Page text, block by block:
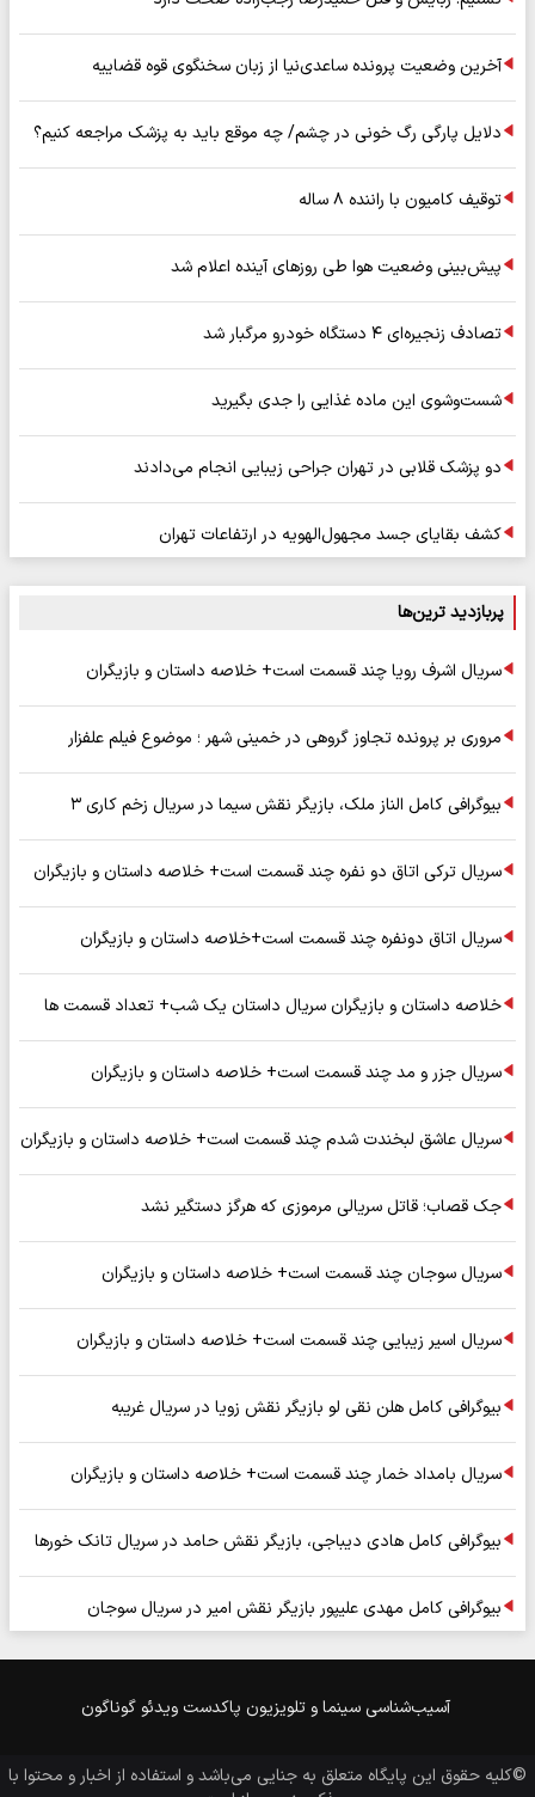
آخرین وضعیت پرونده ساعدی‌نیا از زبان سخنگوی قوه قضاییه
دلایل پارگی رگ خونی در چشم/ چه موقع باید به پزشک مراجعه کنیم؟
توقیف کامیون با راننده ۸ ساله
پیش‌بینی وضعیت هوا طی روزهای آینده اعلام شد
تصادف زنجیره‌ای ۴ دستگاه خودرو مرگبار شد
شست‌وشوی این ماده غذایی را جدی بگیرید
دو پزشک قلابی در تهران جراحی زیبایی انجام می‌دادند
کشف بقایای جسد مجهول‌الهویه در ارتفاعات تهران
پربازدید ترین‌ها
سریال اشرف رویا چند قسمت است+ خلاصه داستان و بازیگران
مروری بر پرونده تجاوز گروهی در خمینی شهر ؛ موضوع فیلم علفزار
بیوگرافی کامل الناز ملک، بازیگر نقش سیما در سریال زخم کاری ۳
سریال ترکی اتاق دو نفره چند قسمت است+ خلاصه داستان و بازیگران
سریال اتاق دونفره چند قسمت است+خلاصه داستان و بازیگران
خلاصه داستان و بازیگران سریال داستان یک شب+ تعداد قسمت ها
سریال جزر و مد چند قسمت است+ خلاصه داستان و بازیگران
سریال عاشق لبخندت شدم چند قسمت است+ خلاصه داستان و بازیگران
جک قصاب؛ قاتل سریالی مرموزی که هرگز دستگیر نشد
سریال سوجان چند قسمت است+ خلاصه داستان و بازیگران
سریال اسیر زیبایی چند قسمت است+ خلاصه داستان و بازیگران
بیوگرافی کامل هلن نقی لو بازیگر نقش زویا در سریال غریبه
سریال بامداد خمار چند قسمت است+ خلاصه داستان و بازیگران
بیوگرافی کامل هادی دیباجی، بازیگر نقش حامد در سریال تانک خورها
بیوگرافی کامل مهدی علیپور بازیگر نقش امیر در سریال سوجان
آسیب‌شناسی سینما و تلویزیون پاکدست ویدئو گوناگون
©کلیه حقوق این پایگاه متعلق به جنایی می‌باشد و استفاده از اخبار و محتوا با